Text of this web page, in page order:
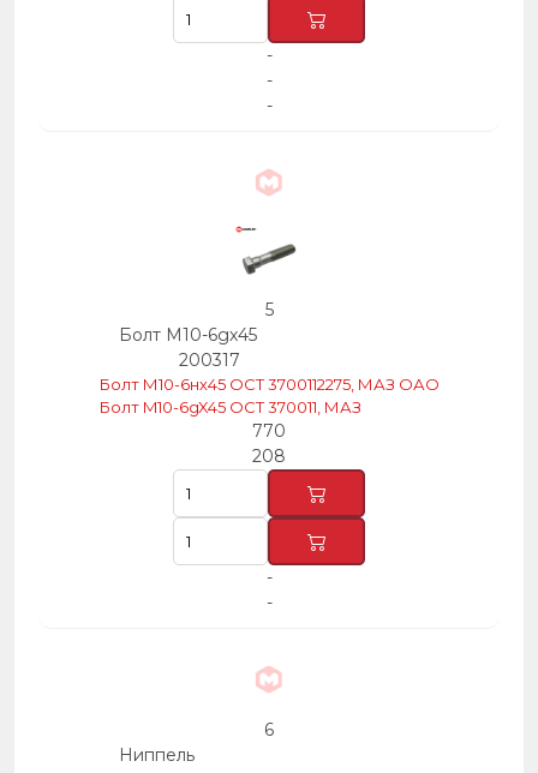
-
-
-
5
Болт М10-6gх45
200317
Болт М10-6нх45 ОСТ 3700112275, МАЗ ОАО
Болт M10-6gX45 OCT 370011, МАЗ
770
208
-
-
6
Ниппель